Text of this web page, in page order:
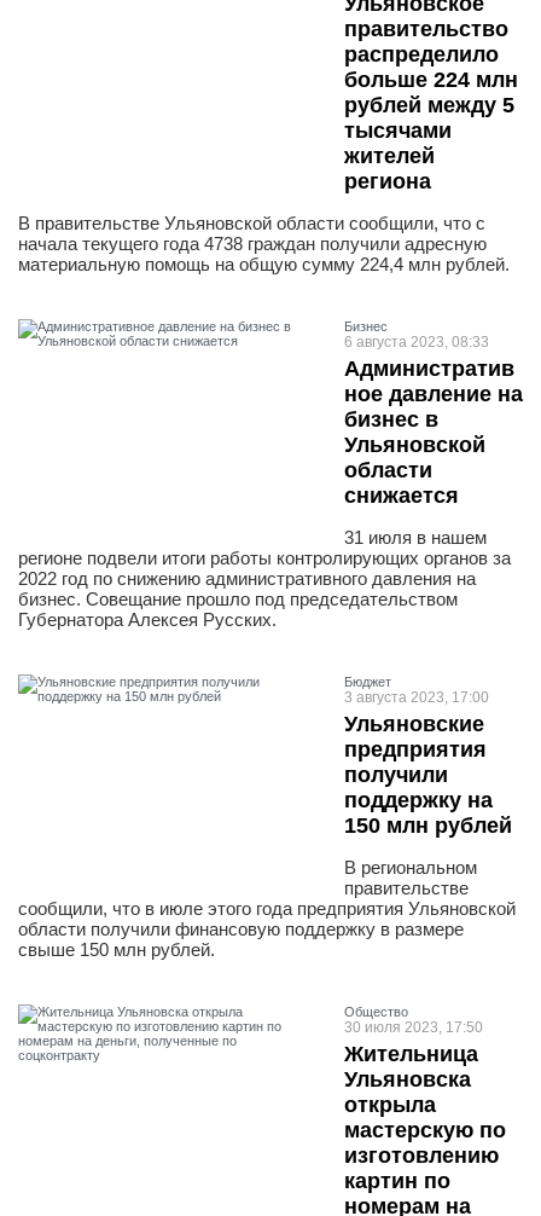
правительство
распределило
больше 224 млн
рублей между 5
тысячами
жителей
региона
В правительстве Ульяновской области сообщили, что с
начала текущего года 4738 граждан получили адресную
материальную помощь на общую сумму 224,4 млн рублей.
Бизнес
6 августа 2023, 08:33
Административ
ное давление на
бизнес в
Ульяновской
области
снижается
31 июля в нашем
регионе подвели итоги работы контролирующих органов за
2022 год по снижению административного давления на
бизнес. Совещание прошло под председательством
Губернатора Алексея Русских.
Бюджет
3 августа 2023, 17:00
Ульяновские
предприятия
получили
поддержку на
150 млн рублей
В региональном
правительстве
сообщили, что в июле этого года предприятия Ульяновской
области получили финансовую поддержку в размере
свыше 150 млн рублей.
Общество
30 июля 2023, 17:50
Жительница
Ульяновска
открыла
мастерскую по
изготовлению
картин по
номерам на